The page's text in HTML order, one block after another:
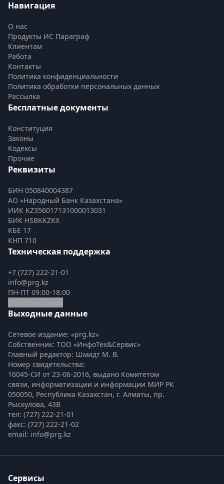
Навигация
О нас
Продукты ИС Параграф
Клиентам
Работа
Контакты
Политика конфиденциальности
Политика обработки персональных данных
Рассылка
Бесплатные документы
Конституция
Законы
Кодексы
Прочие
Реквизиты
БИН 050840004387
АО «Народный Банк Казахстана»
ИИК KZ356017131000013031
БИК HSBKKZKX
КБЕ 17
КНП 710
Техническая поддержка
+7 (727) 222-21-01
info@prg.kz
ПН-ПТ 09:00-18:00
Выходные данные
Сетевое издание: «prg.kz»
Собственник: ТОО «ИнфоТех&Сервис»
Главный редактор: Шмидт М. В.
Номер свидетельства:
16045-СИ от 23-06-2016, выдано Комитетом
связи, информатизации и информации МИР РК
050050, Республика Казахстан, г. Алматы, пр.
Рыскулова, 43В
тел: (727) 222-21-01
факс: (727) 222-21-02
email: info@prg.kz
Сервисы